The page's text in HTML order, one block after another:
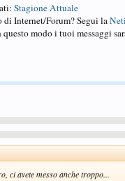
Stagione Attuale
di Internet/Forum? Segui la
questo modo i tuoi messaggi
ci avete messo anche troppo...